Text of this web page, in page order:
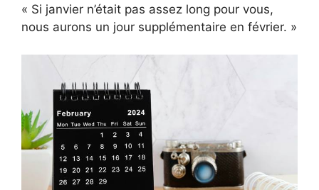
« Si janvier n’était pas assez long pour vous,
nous aurons un jour supplémentaire en février. »